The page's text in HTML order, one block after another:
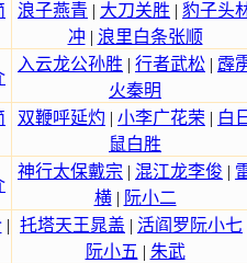
浪子燕青 | 大刀关胜 | 豹子头
冲 | 浪里白条张顺
入云龙公孙胜 | 行者武松 | 霹
火秦明
双鞭呼延灼 | 小李广花荣 | 白
鼠白胜
神行太保戴宗 | 混江龙李俊 |
横| 阮小二
| 托塔天王晁盖 | 活阎罗阮小七
阮小五 | 朱武